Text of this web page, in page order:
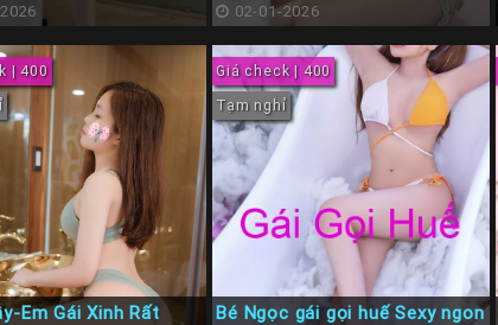
Thừa Thiên Huế
02-01-2026
| 400
Em Gái Xinh Rất
Giá check | 400
Tạm nghỉ
Bé Ngọc gái gọi huế Sexy ngon